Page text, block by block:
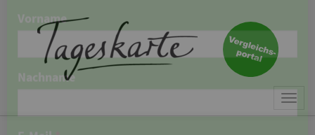
×
Keine Nachricht mehr
verpassen!
Jetzt zum Tageskarte-Newsletter